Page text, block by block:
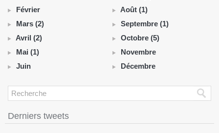
Février
Mars (2)
Avril (2)
Mai (1)
Juin
Août (1)
Septembre (1)
Octobre (5)
Novembre
Décembre
Derniers tweets